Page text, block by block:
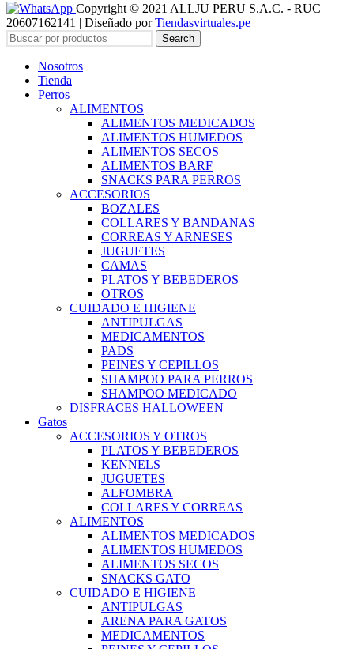
Copyright © 2021 ALLJU PERU S.A.C. - RUC
20607162141 | Diseñado porTiendasvirtuales.pe
Search
Nosotros
Tienda
Perros
ALIMENTOS
ALIMENTOS MEDICADOS
ALIMENTOS HUMEDOS
ALIMENTOS SECOS
ALIMENTOS BARF
SNACKS PARA PERROS
ACCESORIOS
BOZALES
COLLARES Y BANDANAS
CORREAS Y ARNESES
JUGUETES
CAMAS
PLATOS Y BEBEDEROS
OTROS
CUIDADO E HIGIENE
ANTIPULGAS
MEDICAMENTOS
PADS
PEINES Y CEPILLOS
SHAMPOO PARA PERROS
SHAMPOO MEDICADO
DISFRACES HALLOWEEN
Gatos
ACCESORIOS Y OTROS
PLATOS Y BEBEDEROS
KENNELS
JUGUETES
ALFOMBRA
COLLARES Y CORREAS
ALIMENTOS
ALIMENTOS MEDICADOS
ALIMENTOS HUMEDOS
ALIMENTOS SECOS
SNACKS GATO
CUIDADO E HIGIENE
ANTIPULGAS
ARENA PARA GATOS
MEDICAMENTOS